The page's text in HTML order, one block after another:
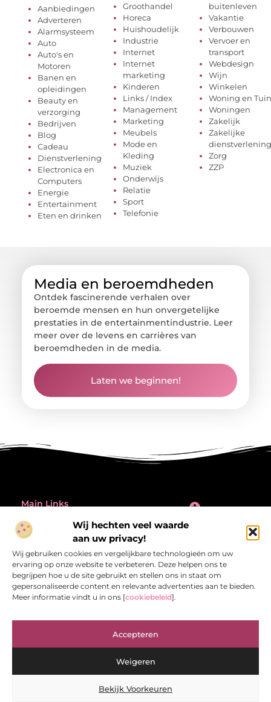
Wij hechten veel waarde
aan uw privacy!
Wij gebruiken cookies en vergelijkbare technologieën om uw
ervaring op onze website te verbeteren. Deze helpen ons te
begrijpen hoe u de site gebruikt en stellen ons in staat om
gepersonaliseerde content en relevante advertenties aan te bieden.
Meer informatie vindt u in ons [cookiebeleid].
Accepteren
Weigeren
Bekijk Voorkeuren
Aanbiedingen
Adverteren
Alarmsysteem
Auto
Auto's en
Motoren
Banen en
opleidingen
Beauty en
verzorging
Bedrijven
Blog
Cadeau
Dienstverlening
Electronica en
Computers
Energie
Entertainment
Eten en drinken
Groothandel
Horeca
Huishoudelijk
Industrie
Internet
Internet
marketing
Kinderen
Links / Index
Management
Marketing
Meubels
Mode en
Kleding
Muziek
Onderwijs
Relatie
Sport
Telefonie
buitenleven
Vakantie
Verbouwen
Vervoer en
transport
Webdesign
Wijn
Winkelen
Woning en Tuin
Woningen
Zakelijk
Zakelijke
dienstverlening
Zorg
ZZP
Media en beroemdheden
Ontdek fascinerende verhalen over
beroemde mensen en hun onvergetelijke
prestaties in de entertainmentindustrie. Leer
meer over de levens en carrières van
beroemdheden in de media.
Laten we beginnen!
Main Links
@2025 All Right Reserved.
www.referentiecontrole.nl
Bericht categorie
Referentiecontrole.nl – Jouw bron van
verrassend maken.